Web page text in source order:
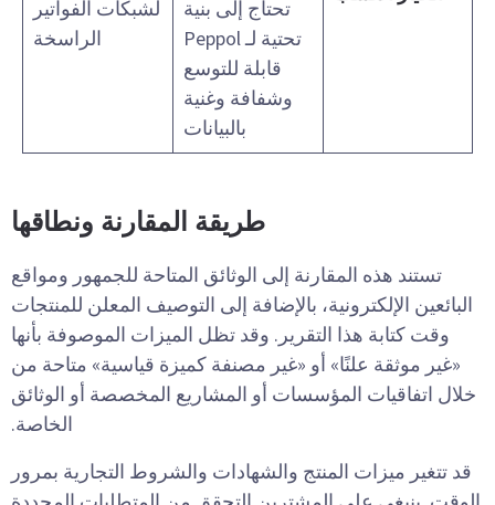
تحتاج إلى بنية
تحتية لـ Peppol
قابلة للتوسع
وشفافة وغنية
بالبيانات
لشبكات الفواتير
الراسخة
طريقة المقارنة ونطاقها
تستند هذه المقارنة إلى الوثائق المتاحة للجمهور ومواقع
البائعين الإلكترونية، بالإضافة إلى التوصيف المعلن للمنتجات
وقت كتابة هذا التقرير. وقد تظل الميزات الموصوفة بأنها
«غير موثقة علنًا» أو «غير مصنفة كميزة قياسية» متاحة من
خلال اتفاقيات المؤسسات أو المشاريع المخصصة أو الوثائق
الخاصة.
قد تتغير ميزات المنتج والشهادات والشروط التجارية بمرور